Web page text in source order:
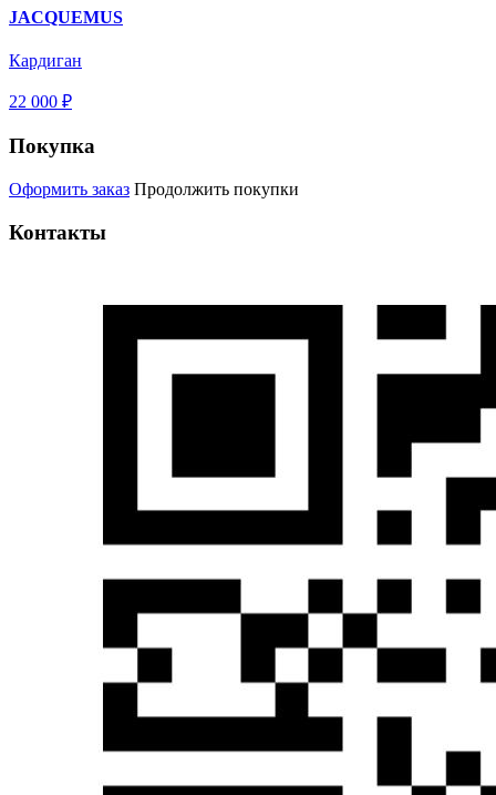
JACQUEMUS
Кардиган
22 000 ₽
Покупка
Оформить заказ Продолжить покупки
Контакты